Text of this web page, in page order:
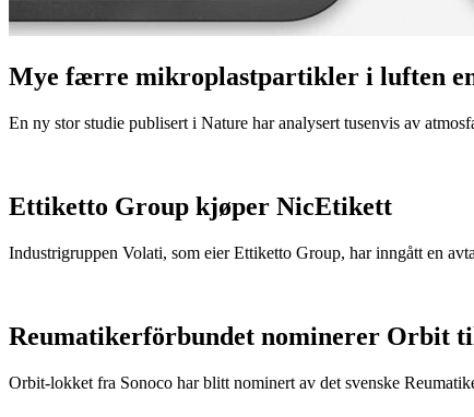
Mye færre mikroplastpartikler i luften
En ny stor studie publisert i Nature har analysert tusenvis av
Ettiketto Group kjøper NicEtikett
Industrigruppen Volati, som eier Ettiketto Group, har inngått en
Reumatikerförbundet nominerer Orbit
Orbit-lokket fra Sonoco har blitt nominert av det svenske